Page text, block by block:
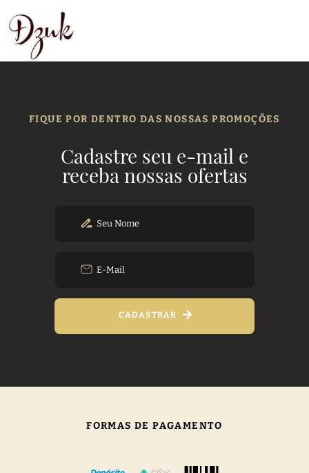
FIQUE POR DENTRO DAS NOSSAS PROMOÇÕES
Cadastre seu e-mail e
receba nossas ofertas
CADASTRAR
FORMAS DE PAGAMENTO